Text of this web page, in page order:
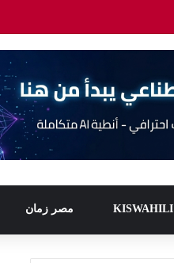
KISWAHILI مصر زمان